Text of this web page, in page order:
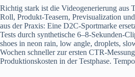
Richtig stark ist die Videogenerierung aus
Roll, Produkt-Teasern, Previsualization
aus der Praxis: Eine D2C-Sportmarke
Tests durch synthetische 6–8-Sekunden-
shoes in neon rain, low angle, droplets,
Wochen schneller zur ersten CTR-
Produktionskosten in der Testphase.